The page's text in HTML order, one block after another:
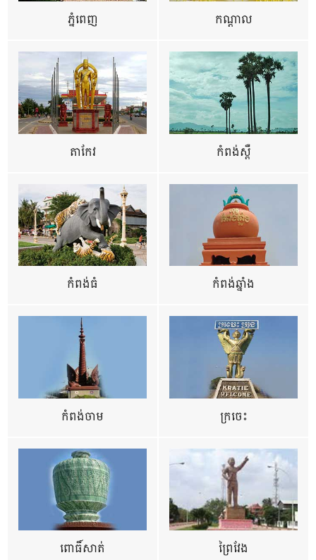
ភ្នំពេញ កណ្តាល
តាកែវ កំពង់ស្ពឺ
កំពង់ធំ កំពង់ឆ្នាំង
កំពង់ចាម ក្រចេះ
ពោធិ៍សាត់ ព្រៃវែង